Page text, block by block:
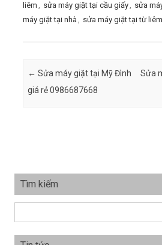
liêm , sửa máy giặt tại cầu giấy, sửa
máy giặt tại nhà , sửa máy giặt tại từ liêm
Post navigation
← Sửa máy giặt tại Mỹ Đình
giá rẻ 0986687668
Sửa
Tìm kiếm